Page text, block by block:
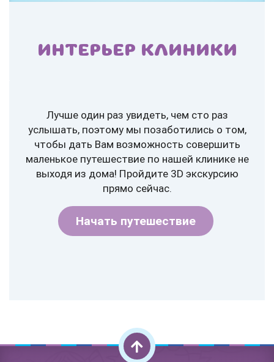
ИНТЕРЬЕР КЛИНИКИ
Лучше один раз увидеть, чем сто раз
услышать, поэтому мы позаботились о том,
чтобы дать Вам возможность совершить
маленькое путешествие по нашей клинике не
выходя из дома! Пройдите 3D экскурсию
прямо сейчас.
Начать путешествие